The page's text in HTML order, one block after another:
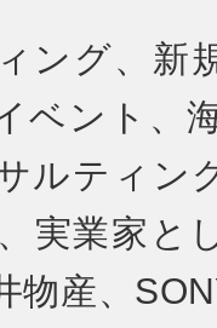
ング、新
ベント、
ルティン
実業家と
物産、